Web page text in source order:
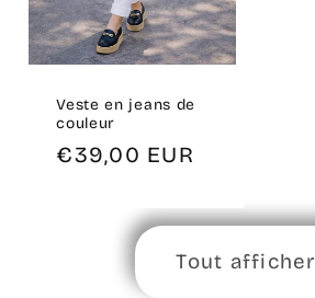
Veste en jeans de
couleur
Prix
€39,00 EUR
Tout afficher